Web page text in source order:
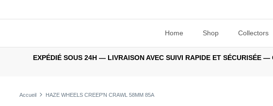
Home Shop Collectors
EXPÉDIÉ SOUS 24H — LIVRAISON AVEC SUIVI RAPIDE ET SÉCURISÉE
Accueil HAZE WHEELS CREEP'N CRAWL 58MM 85A